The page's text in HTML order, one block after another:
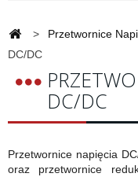
> Przetwornice
DC/DC
DC/DC
Przetwornice napięcia
oraz przetwornice